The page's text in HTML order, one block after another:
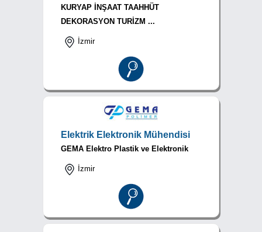
KURYAP İNŞAAT TAAHHÜT
DEKORASYON TURİZM ...
İzmir
Elektrik Elektronik Mühendisi
GEMA Elektro Plastik ve Elektronik
İzmir